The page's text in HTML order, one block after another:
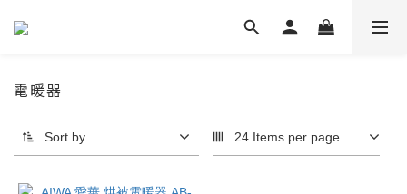
電暖器
Sort by 24 Items per page